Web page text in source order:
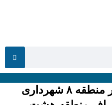
محمدرضا قنواتی مدیر منطقه ۸ شهرداری